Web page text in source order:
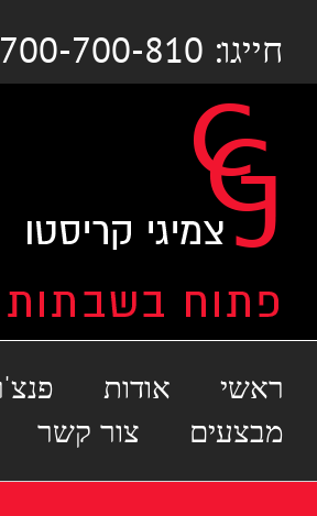
לתוכןחייגו: 1-700-700-810 | 03-6838895
ראשי אודות
מבצעים
צור קשר